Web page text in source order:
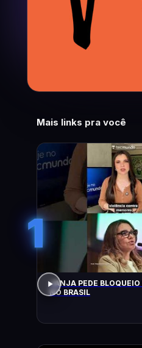
Mais links pra você
1
JANJA PEDE BLOQUEIO
NO BRASIL